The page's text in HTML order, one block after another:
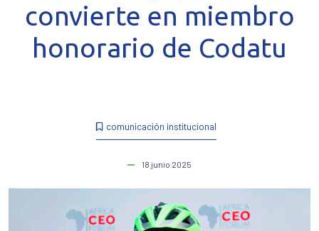
comunicación institucional
18 junio 2025
convierte en miembro
honorario de Codatu